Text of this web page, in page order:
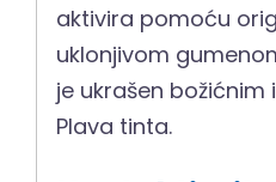
aktivira pomoću
uklonjivom
je ukrašen
Plava tinta.